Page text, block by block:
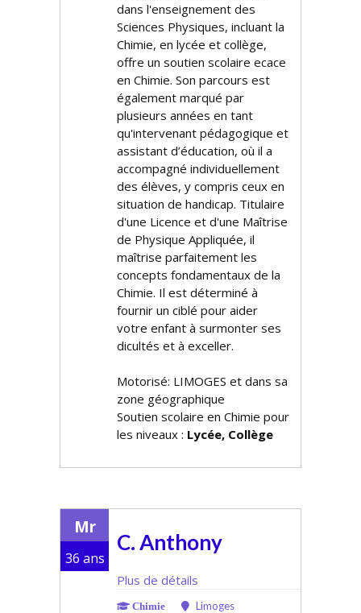
dans l'enseignement des
Sciences Physiques, incluant la
Chimie, en lycée et collège,
offre un soutien scolaire efficace
en Chimie. Son parcours est
également marqué par
plusieurs années en tant
qu'intervenant pédagogique et
assistant d’éducation, où il a
accompagné individuellement
des élèves, y compris ceux en
situation de handicap. Titulaire
d'une Licence et d'une Maîtrise
de Physique Appliquée, il
maîtrise parfaitement les
concepts fondamentaux de la
Chimie. Il est déterminé à
fournir un ciblé pour aider
votre enfant à surmonter ses
difficultés et à exceller.
Motorisé: LIMOGES et dans sa
zone géographique
Soutien scolaire en Chimie pour
les niveaux : Lycée, Collège
Mr
36 ans
C. Anthony
Plus de détails
Chimie Limoges